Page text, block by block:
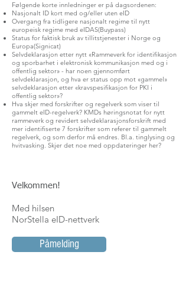
Følgende korte innledninger er på dagsordenen:
Nasjonalt ID kort med og/eller uten eID
Overgang fra tidligere nasjonalt regime til nytt
europeisk regime med eIDAS(Buypass)
Status for faktisk bruk av tillitstjenester i Norge og
Europa(Signicat)
Selvdeklarasjon etter nytt «Rammeverk for identifikasjon
og sporbarhet i elektronisk kommunikasjon med og i
offentlig sektor» - har noen gjennomført
selvdeklarasjon, og hva er status opp mot «gammel»
selvdeklarasjon etter «kravspesifikasjon for PKI i
offentlig sektor»?
Hva skjer med forskrifter og regelverk som viser til
gammelt eID-regelverk? KMDs høringsnotat for nytt
rammeverk og revidert selvdeklarasjonsforskrift med
mer identifiserte 7 forskrifter som referer til gammelt
regelverk, og som derfor må endres. Bl.a. tinglysing og
hvitvasking. Skjer det noe med oppdateringer her?
Velkommen!
Med hilsen
NorStella eID-nettverk
Påmelding